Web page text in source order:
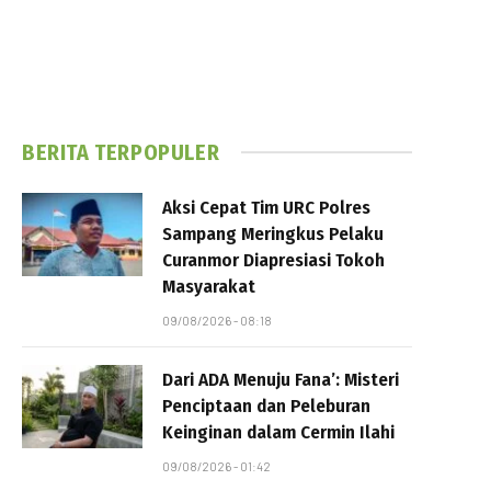
BERITA TERPOPULER
Aksi Cepat Tim URC Polres
Sampang Meringkus Pelaku
Curanmor Diapresiasi Tokoh
Masyarakat
09/08/2026 - 08:18
Dari ADA Menuju Fana’: Misteri
Penciptaan dan Peleburan
Keinginan dalam Cermin Ilahi
09/08/2026 - 01:42